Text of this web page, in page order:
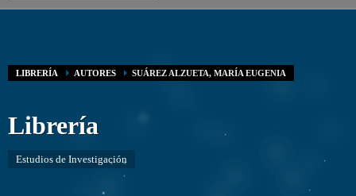
LIBRERÍA AUTORES SUÁREZ ALZUETA, MARÍA EUGENIA
Librería
Estudios de Investigación